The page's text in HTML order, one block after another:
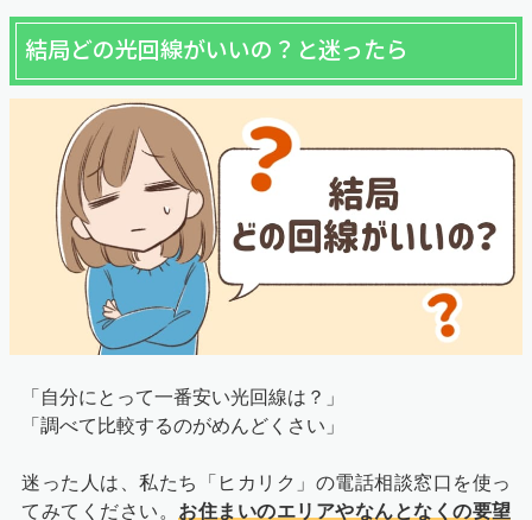
結局どの光回線がいいの？と迷ったら
「自分にとって一番安い光回線は？」
「調べて比較するのがめんどくさい」
迷った人は、私たち「ヒカリク」の電話相談窓口を使っ
てみてください。 お住まいのエリアやなんとなくの要望